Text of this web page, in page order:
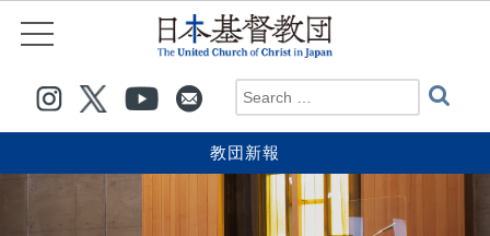
教団新報